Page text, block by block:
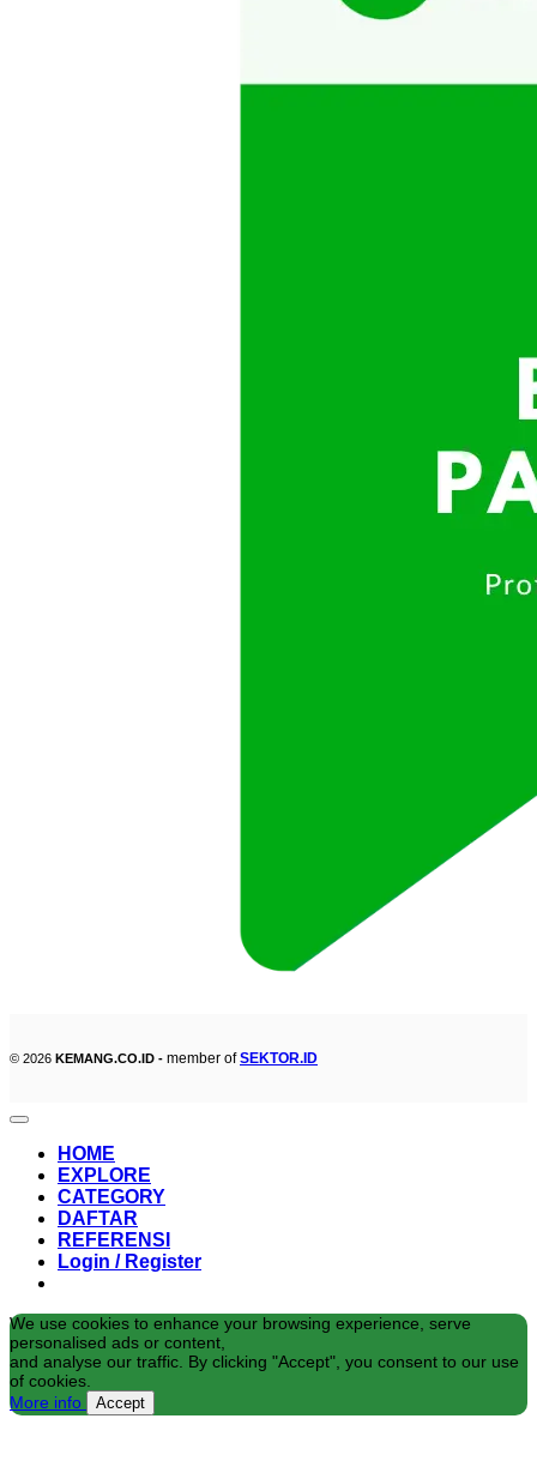
© 2026 KEMANG.CO.ID - member ofSEKTOR.ID
HOME
EXPLORE
CATEGORY
DAFTAR
REFERENSI
Login / Register
We use cookies to enhance your browsing experience, serve
personalised ads or content,
and analyse our traffic. By clicking "Accept", you consent to our use
of cookies.
More info
Accept